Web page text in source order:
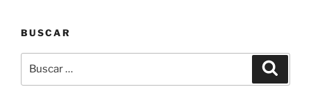
BUSCAR
por: